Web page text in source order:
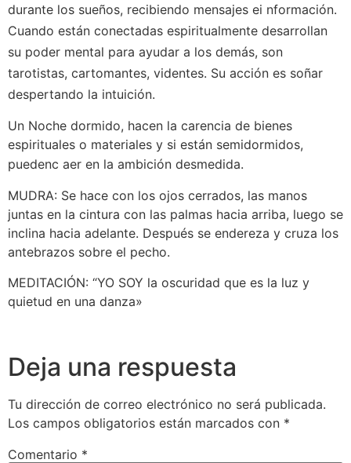
durante los sueños, recibiendo mensajes ei nformación.
Cuando están conectadas espiritualmente desarrollan
su poder mental para ayudar a los demás, son
tarotistas, cartomantes, videntes. Su acción es soñar
despertando la intuición.
Un Noche dormido, hacen la carencia de bienes
espirituales o materiales y si están semidormidos,
puedenc aer en la ambición desmedida.
MUDRA: Se hace con los ojos cerrados, las manos
juntas en la cintura con las palmas hacia arriba, luego se
inclina hacia adelante. Después se endereza y cruza los
antebrazos sobre el pecho.
MEDITACIÓN: “YO SOY la oscuridad que es la luz y
quietud en una danza»
Deja una respuesta
Tu dirección de correo electrónico no será publicada.
Los campos obligatorios están marcados con *
Comentario *